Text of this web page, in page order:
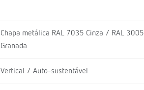
Chapa metálica RAL 7035 Cinza / RAL 3005
Granada
Vertical / Auto-sustentável